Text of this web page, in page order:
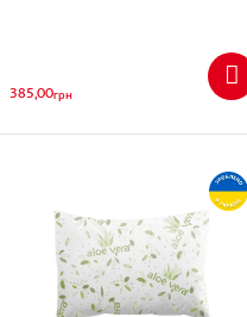
385,00грн